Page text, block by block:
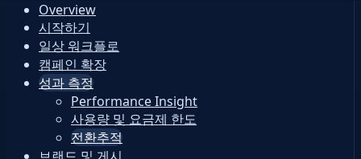
Overview
시작하기
일상 워크플로
캠페인 확장
성과 측정
Performance Insight
사용량 및 요금제 한도
전환추적